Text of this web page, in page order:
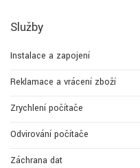
Služby
Instalace a zapojení
Reklamace a vrácení zboží
Zrychlení počítače
Odvirování počítače
Záchrana dat